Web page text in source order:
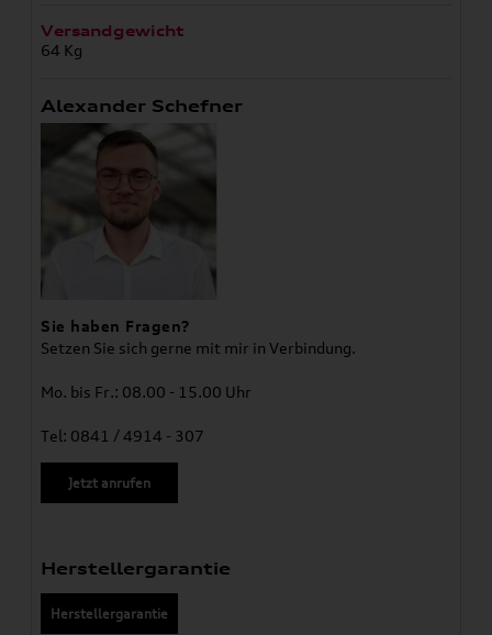
Versandgewicht
64 Kg
Alexander Schefner
Sie haben Fragen?
Setzen Sie sich gerne mit mir in Verbindung.
Mo. bis Fr.: 08.00 - 15.00 Uhr
Tel: 0841 / 4914 - 307
Jetzt anrufen
Herstellergarantie
Herstellergarantie